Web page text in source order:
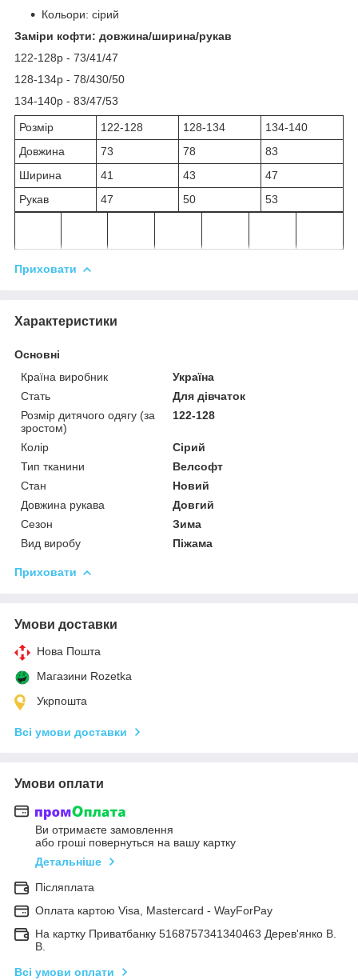
Кольори: сірий
Заміри кофти: довжина/ширина/рукав
122-128р - 73/41/47
128-134р - 78/430/50
134-140р - 83/47/53
Розмір 122-128 128-134
134-140
Довжина
73 78
83
Ширина
41 43
47
Рукав
47 50 53
Приховати
Характеристики
Основні
Країна виробник
Україна
Стать
Для дівчаток
Розмір дитячого одягу (за
зростом)
122-128
Колір
Сірий
Тип тканини
Велсофт
Стан
Новий
Довжина рукава
Довгий
Сезон
Зима
Вид виробу
Піжама
Приховати
Умови доставки
Нова Пошта
Магазини Rozetka
Укрпошта
Всі умови доставки
Умови оплати
Ви отримаєте замовлення
або гроші повернуться на вашу картку
Детальніше
Післяплата
Оплата картою Visa, Mastercard - WayForPay
На картку Приватбанку 5168757341340463 Дерев'янко В.
В.
Всі умови оплати